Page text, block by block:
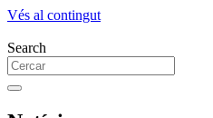
Vés al contingut
Search